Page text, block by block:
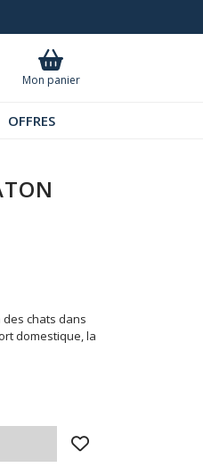
Mon panier
OFFRES
chats dans
domestique, la